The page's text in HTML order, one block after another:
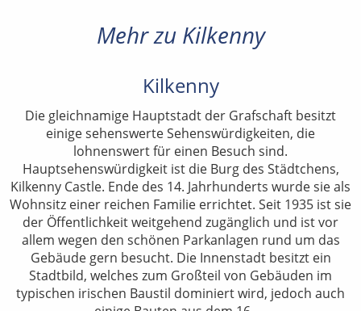
Mehr zu Kilkenny
Kilkenny
Die gleichnamige Hauptstadt der Grafschaft besitzt
einige sehenswerte Sehenswürdigkeiten, die
lohnenswert für einen Besuch sind.
Hauptsehenswürdigkeit ist die Burg des Städtchens,
Kilkenny Castle. Ende des 14. Jahrhunderts wurde sie als
Wohnsitz einer reichen Familie errichtet. Seit 1935 ist sie
der Öffentlichkeit weitgehend zugänglich und ist vor
allem wegen den schönen Parkanlagen rund um das
Gebäude gern besucht. Die Innenstadt besitzt ein
Stadtbild, welches zum Großteil von Gebäuden im
typischen irischen Baustil dominiert wird, jedoch auch